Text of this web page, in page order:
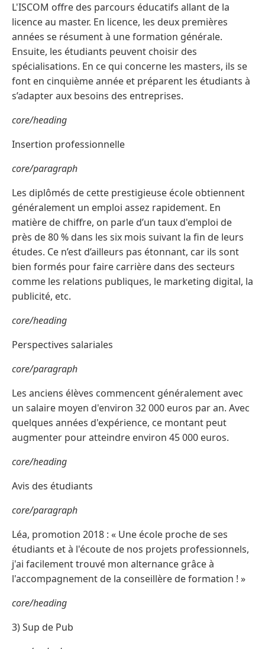
L'ISCOM offre des parcours éducatifs allant de la
licence au master. En licence, les deux premières
années se résument à une formation générale.
Ensuite, les étudiants peuvent choisir des
spécialisations. En ce qui concerne les masters, ils se
font en cinquième année et préparent les étudiants à
s’adapter aux besoins des entreprises.
core/heading
Insertion professionnelle
core/paragraph
Les diplômés de cette prestigieuse école obtiennent
généralement un emploi assez rapidement. En
matière de chiffre, on parle d’un taux d'emploi de
près de 80 % dans les six mois suivant la fin de leurs
études. Ce n’est d’ailleurs pas étonnant, car ils sont
bien formés pour faire carrière dans des secteurs
comme les relations publiques, le marketing digital, la
publicité, etc.
core/heading
Perspectives salariales
core/paragraph
Les anciens élèves commencent généralement avec
un salaire moyen d'environ 32 000 euros par an. Avec
quelques années d'expérience, ce montant peut
augmenter pour atteindre environ 45 000 euros.
core/heading
Avis des étudiants
core/paragraph
Léa, promotion 2018 : « Une école proche de ses
étudiants et à l'écoute de nos projets professionnels,
j'ai facilement trouvé mon alternance grâce à
l'accompagnement de la conseillère de formation ! »
core/heading
3) Sup de Pub